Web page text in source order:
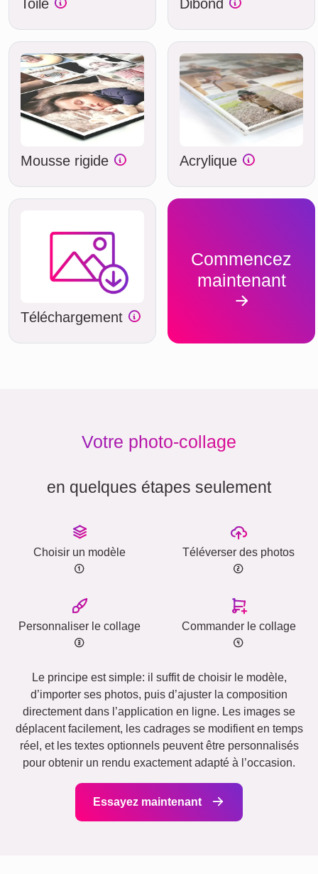
Toile Dibond
Mousse rigide Acrylique
Téléchargement
Commencez
maintenant
Votre photo-collage
en quelques étapes seulement
Choisir un modèle Téléverser des photos
Personnaliser le collage Commander le collage
Le principe est simple: il suffit de choisir le modèle,
d’importer ses photos, puis d’ajuster la composition
directement dans l’application en ligne. Les images se
déplacent facilement, les cadrages se modifient en temps
réel, et les textes optionnels peuvent être personnalisés
pour obtenir un rendu exactement adapté à l’occasion.
Essayez maintenant